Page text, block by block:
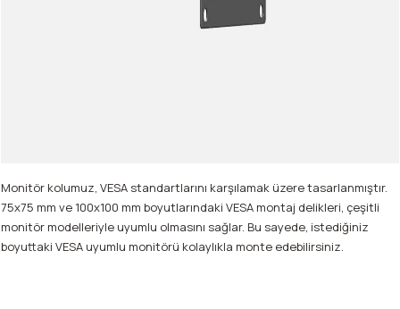
Monitör kolumuz, VESA standartlarını karşılamak üzere tasarlanmıştır.
75x75 mm ve 100x100 mm boyutlarındaki VESA montaj delikleri, çeşitli
monitör modelleriyle uyumlu olmasını sağlar. Bu sayede, istediğiniz
boyuttaki VESA uyumlu monitörü kolaylıkla monte edebilirsiniz.